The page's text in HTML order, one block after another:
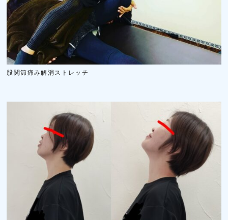
股関節痛み解消ストレッチ